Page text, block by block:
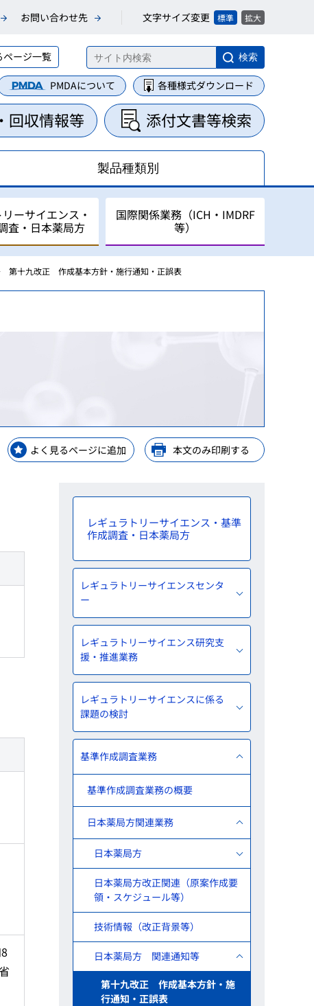
お問い合わせ先 文字サイズ変更 標準 拡大
ページ一覧 検索
PMDAについて 各種様式ダウンロード
回収情報等 添付文書等検索
製品種類別
等業務
・整理業務
関する業務
ップ
ーサイエンス・
査・日本薬局方
ついて
国際関係業務（ICH・IMDRF
等）
第十九改正 作成基本方針・施行通知・正誤表
よく見るページに追加 本文のみ印刷する
レギュラトリーサイエンス・基準
作成調査・日本薬局方
レギュラトリーサイエンスセンタ
ー
レギュラトリーサイエンス研究支
援・推進業務
レギュラトリーサイエンスに係る
課題の検討
基準作成調査業務
基準作成調査業務の概要
日本薬局方関連業務
日本薬局方
日本薬局方改正関連（原案作成要
領・スケジュール等）
技術情報（改正背景等）
日本薬局方 関連通知等
第十九改正 作成基本方針・施
行通知・正誤表